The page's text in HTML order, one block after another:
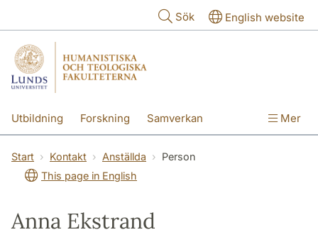
Sök English website
Utbildning Forskning Samverkan Mer
Start Kontakt Anställda
Person
This page in English
Anna Ekstrand